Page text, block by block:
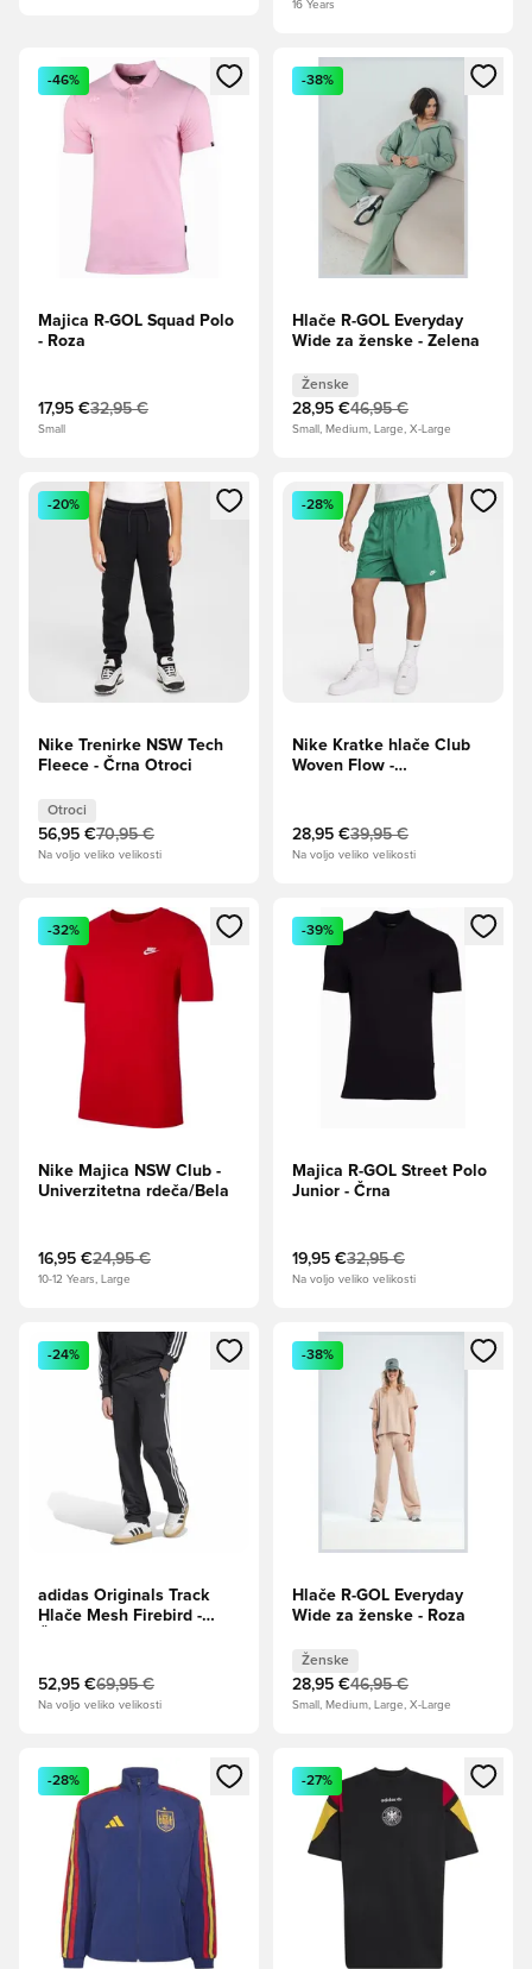
16 Years
Odpre Modal za prijavo ali vpis kot član
-46%
Majica R-GOL Squad Polo
- Roza
17,95 €32,95 €
Small
Odpre Modal za prijavo ali
-38%
Hlače R-GOL Everyday
Wide za ženske - Zelena
Ženske
28,95 €46,95 €
Small, Medium, Large, X-Large
Odpre Modal za prijavo ali vpis kot član
-20%
Nike Trenirke NSW Tech
Fleece - Črna Otroci
Otroci
56,95 €70,95 €
Na voljo veliko velikosti
Odpre Modal za prijavo ali
-28%
Nike Kratke hlače Club
Woven Flow -
28,95 €39,95 €
Na voljo veliko velikosti
Odpre Modal za prijavo ali vpis kot član
-32%
Nike Majica NSW Club -
Univerzitetna rdeča/Bela
16,95 €24,95 €
10-12 Years, Large
Odpre Modal za prijavo ali
-39%
Majica R-GOL Street Polo
Junior - Črna
19,95 €32,95 €
Na voljo veliko velikosti
Odpre Modal za prijavo ali vpis kot član
-24%
adidas Originals Track
Hlače Mesh Firebird -
52,95 €69,95 €
Na voljo veliko velikosti
Odpre Modal za prijavo ali
-38%
Hlače R-GOL Everyday
Wide za ženske - Roza
Ženske
28,95 €46,95 €
Small, Medium, Large, X-Large
Odpre Modal za prijavo ali vpis kot član
-28%
Odpre Modal za prijavo ali
-27%